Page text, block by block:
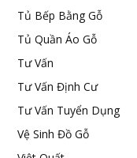
Tủ Bếp Bằng Gỗ
Tủ Quần Áo Gỗ
Tư Vấn
Tư Vấn Định Cư
Tư Vấn Tuyển Dụng
Vệ Sinh Đồ Gỗ